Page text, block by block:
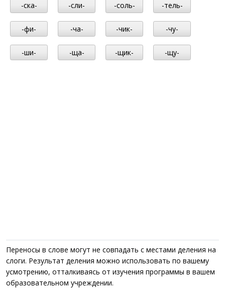
-ска- -сли- -соль- -тель-
-фи- -ча- -чик- -чу-
-ши- -ща- -щик- -щу-
Переносы в слове могут не совпадать с местами деления на
слоги. Результат деления можно использовать по вашему
усмотрению, отталкиваясь от изучения программы в вашем
образовательном учреждении.